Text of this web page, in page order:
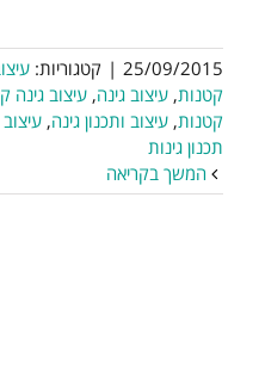
25/09/2015
| קטגוריות:
קטנות, עיצוב גינה, עיצוב גינה
קטנות, עיצוב ותכנון גינה, עיצוב
תכנון גינות
המשך בקריאה